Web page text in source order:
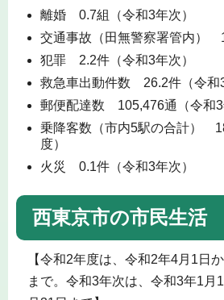
離婚 0.7組（令和3年次）
交通事故（田無警察署管内）
犯罪 2.2件（令和3年次）
救急車出動件数 26.2件（令和3
郵便配達数 105,476通（令和3
乗降客数（市内5駅の合計）
度）
火災 0.1件（令和3年次）
西東京市の市民生活
【令和2年度は、令和2年4月1日
まで。令和3年次は、令和3年1月